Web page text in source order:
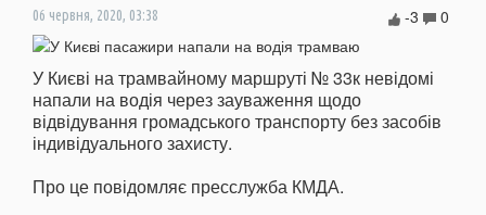
06 червня, 2020, 03:38 0
-3
У Києві на трамвайному маршруті № 33к невідомі
напали на водія через зауваження щодо
відвідування громадського транспорту без засобів
індивідуального захисту.
Про це повідомляє пресслужба КМДА.